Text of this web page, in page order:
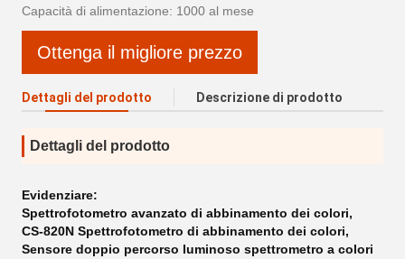
Capacità di alimentazione: 1000 al mese
Ottenga il migliore prezzo
Dettagli del prodotto Descrizione di prodotto
Dettagli del prodotto
Evidenziare:
Spettrofotometro avanzato di abbinamento dei colori,
CS-820N Spettrofotometro di abbinamento dei colori,
Sensore doppio percorso luminoso spettrometro a colori